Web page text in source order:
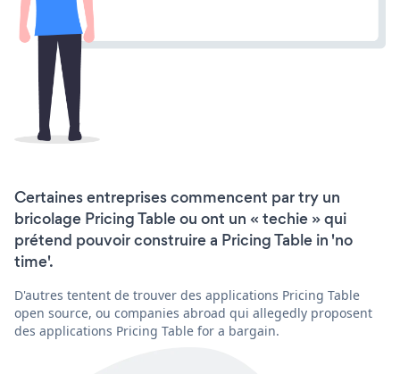
Certaines entreprises commencent par try un
bricolage Pricing Table ou ont un « techie » qui
prétend pouvoir construire a Pricing Table in 'no
time'.
D'autres tentent de trouver des applications Pricing Table
open source, ou companies abroad qui allegedly proposent
des applications Pricing Table for a bargain.